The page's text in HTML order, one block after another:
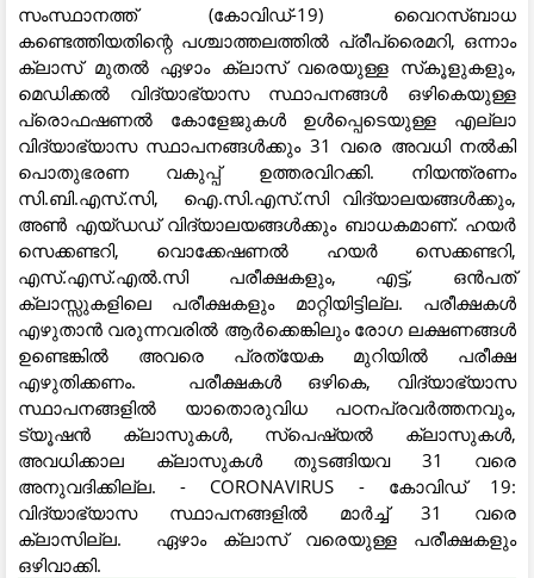
സംസ്ഥാനത്ത് (കോവിഡ്-19) വൈറസ്ബാധ
കണ്ടെത്തിയതിന്റെ പശ്ചാത്തലത്തിൽ പ്രീപ്രൈമറി, ഒന്നാം
ക്ലാസ് മുതൽ ഏഴാം ക്ലാസ് വരെയുള്ള സ്‌കൂളുകളും,
മെഡിക്കൽ വിദ്യാഭ്യാസ സ്ഥാപനങ്ങൾ ഒഴികെയുള്ള
പ്രൊഫഷണൽ കോളേജുകൾ ഉൾപ്പെടെയുള്ള എല്ലാ
വിദ്യാഭ്യാസ സ്ഥാപനങ്ങൾക്കും 31 വരെ അവധി നൽകി
പൊതുഭരണ വകുപ്പ് ഉത്തരവിറക്കി. നിയന്ത്രണം
സി.ബി.എസ്.സി, ഐ.സി.എസ്.സി വിദ്യാലയങ്ങൾക്കും,
അൺ എയ്ഡഡ് വിദ്യാലയങ്ങൾക്കും ബാധകമാണ്. ഹയർ
സെക്കണ്ടറി, വൊക്കേഷണൽ ഹയർ സെക്കണ്ടറി,
എസ്.എസ്.എൽ.സി പരീക്ഷകളും, എട്ട്, ഒൻപത്
ക്ലാസ്സുകളിലെ പരീക്ഷകളും മാറ്റിയിട്ടില്ല. പരീക്ഷകൾ
എഴുതാൻ വരുന്നവരിൽ ആർക്കെങ്കിലും രോഗ ലക്ഷണങ്ങൾ
ഉണ്ടെങ്കിൽ അവരെ പ്രത്യേക മുറിയിൽ പരീക്ഷ
എഴുതിക്കണം. പരീക്ഷകൾ ഒഴികെ, വിദ്യാഭ്യാസ
സ്ഥാപനങ്ങളിൽ യാതൊരുവിധ പഠനപ്രവർത്തനവും,
ട്യൂഷൻ ക്ലാസുകൾ, സ്‌പെഷ്യൽ ക്ലാസുകൾ,
അവധിക്കാല ക്ലാസുകൾ തുടങ്ങിയവ 31 വരെ
അനുവദിക്കില്ല. - CORONAVIRUS - കോവിഡ് 19:
വിദ്യാഭ്യാസ സ്ഥാപനങ്ങളിൽ മാർച്ച് 31 വരെ
ക്ലാസില്ല. ഏഴാം ക്ലാസ് വരെയുള്ള പരീക്ഷകളും
ഒഴിവാക്കി.